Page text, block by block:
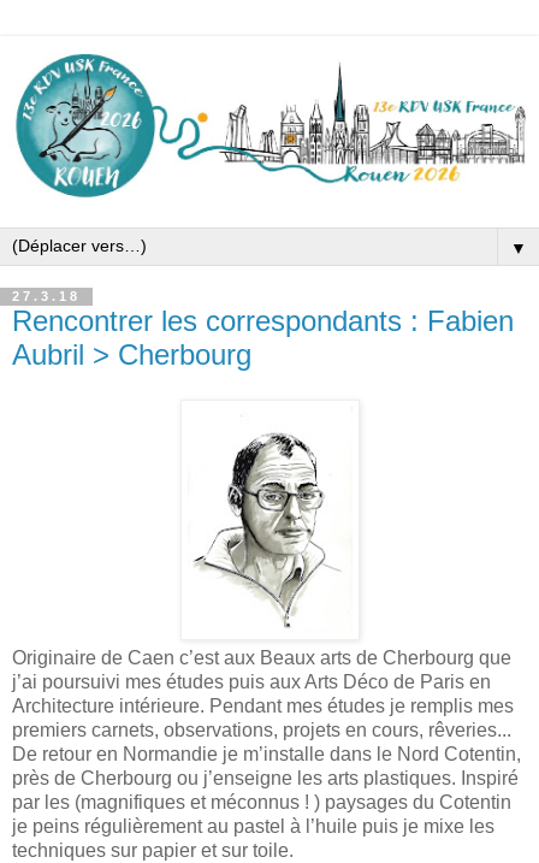
▼
27.3.18
Rencontrer les correspondants : Fabien
Aubril > Cherbourg
Originaire de Caen c’est aux Beaux arts de Cherbourg que
j’ai poursuivi mes études puis aux Arts Déco de Paris en
Architecture intérieure. Pendant mes études je remplis mes
premiers carnets, observations, projets en cours, rêveries...
De retour en Normandie je m’installe dans le Nord Cotentin,
près de Cherbourg ou j’enseigne les arts plastiques. Inspiré
par les (magnifiques et méconnus ! ) paysages du Cotentin
je peins régulièrement au pastel à l’huile puis je mixe les
techniques sur papier et sur toile.